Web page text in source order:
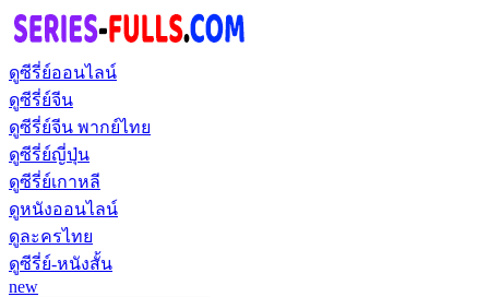
ดูซีรี่ย์ออนไลน์
ดูซีรี่ย์จีน
ดูซีรี่ย์จีน พากย์ไทย
ดูซีรี่ย์ญี่ปุ่น
ดูซีรี่ย์เกาหลี
ดูหนังออนไลน์
ดูละครไทย
ดูซีรี่ย์-หนังสั้น
new